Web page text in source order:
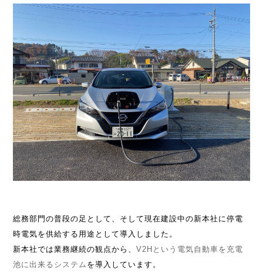
総務部門の普段の足として、そして現在建設中の新本社に停電
時電気を供給する用途として導入しました。
新本社では業務継続の観点から、V2Hという電気自動車を充電
池に出来るシステム を導入しています。